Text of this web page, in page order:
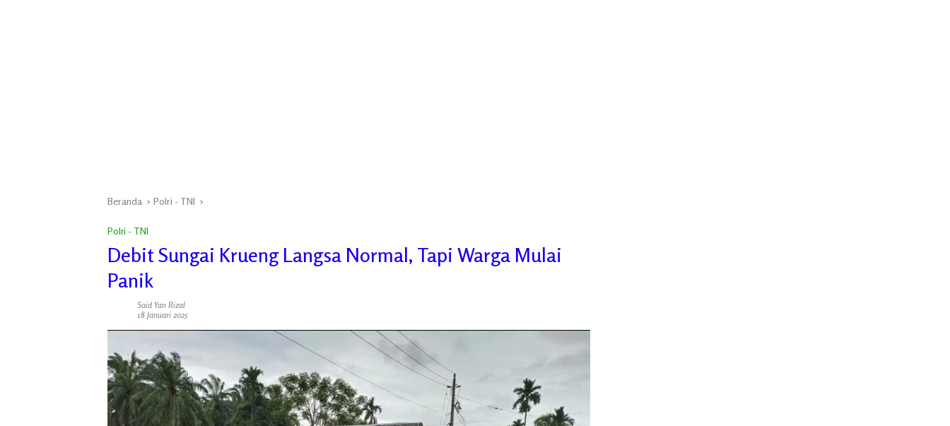
Beranda Polri - TNI
Polri - TNI
Debit Sungai Krueng Langsa Normal, Tapi Warga Mulai
Panik
Said Yan Rizal
18 Januari 2025